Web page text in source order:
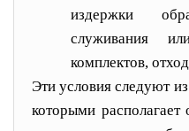
издержки
служивания
комплектов,
Эти условия следуют
которыми